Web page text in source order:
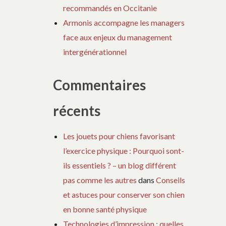
recommandés en Occitanie
Armonis accompagne les managers
face aux enjeux du management
intergénérationnel
Commentaires
récents
Les jouets pour chiens favorisant
l’exercice physique : Pourquoi sont-
ils essentiels ? – un blog différent
pas comme les autres dansConseils
et astuces pour conserver son chien
en bonne santé physique
Technologies d’impression : quelles